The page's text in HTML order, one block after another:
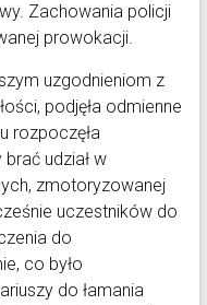
Zachowania policji
prowokacji.
uzgodnieniom z
podjęła odmienne
rozpoczęła
udział w
zmotoryzowanej
uczestników do
do
co było
do łamania